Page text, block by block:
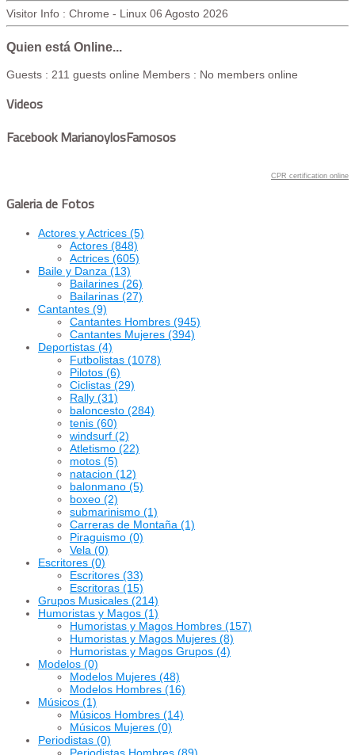
Visitor Info : Chrome - Linux 06 Agosto 2026
Quien está Online...
Guests : 211 guests online Members : No members online
Videos
Facebook MarianoylosFamosos
CPR certification online
Galeria de Fotos
Actores y Actrices (5)
Actores (848)
Actrices (605)
Baile y Danza (13)
Bailarines (26)
Bailarinas (27)
Cantantes (9)
Cantantes Hombres (945)
Cantantes Mujeres (394)
Deportistas (4)
Futbolistas (1078)
Pilotos (6)
Ciclistas (29)
Rally (31)
baloncesto (284)
tenis (60)
windsurf (2)
Atletismo (22)
motos (5)
natacion (12)
balonmano (5)
boxeo (2)
submarinismo (1)
Carreras de Montaña (1)
Piraguismo (0)
Vela (0)
Escritores (0)
Escritores (33)
Escritoras (15)
Grupos Musicales (214)
Humoristas y Magos (1)
Humoristas y Magos Hombres (157)
Humoristas y Magos Mujeres (8)
Humoristas y Magos Grupos (4)
Modelos (0)
Modelos Mujeres (48)
Modelos Hombres (16)
Músicos (1)
Músicos Hombres (14)
Músicos Mujeres (0)
Periodistas (0)
Periodistas Hombres (89)